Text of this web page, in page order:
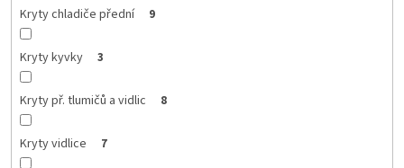
Kryty chladiče přední 9
Kryty kyvky 3
Kryty př. tlumičů a vidlic 8
Kryty vidlice 7